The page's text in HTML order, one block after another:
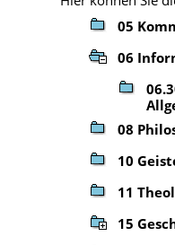
05
06
08
10
11
15